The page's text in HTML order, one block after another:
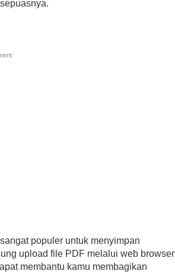
populer untuk menyimpan
upload file PDF melalui web browser
membantu kamu membagikan